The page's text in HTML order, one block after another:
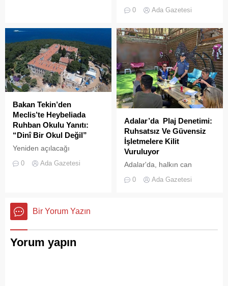
koyun her köşesinin çöple
dolduğu o anlar, bir
vatandaşın kamerasına
saniye saniye yansıdı.
Yeşille mavinin kucaklaştığı,
İstanbulluların nefes almak
için akın ettiği Heybeliada
Çamlimanı, bugünlerde
eşsiz manzarasıyla değil,
çevre felaketini andıran
kirliliğiyle gündemde. Bir
vatandaş tarafından...
askeri okul binasının
çatısında, tamirat
çıktı. Gökyüzünü kaplayan
yoğun duman paniğe neden
olurken, itfaiye ekipleri
yangına hızla müdahale etti.
0 Ada Gazetesi
Bakan Tekin’den
Meclis’te Heybeliada
Ruhban Okulu Yanıtı:
“Dinî Bir Okul Değil”
Yeniden açılacağı
kamuoyunda sıkça tartışılan
0 Ada Gazetesi
Adalar’da Plaj Denetimi:
Ruhsatsız Ve Güvensiz
İşletmelere Kilit
Vuruluyor
Adalar'da, halkın can
haksız işgallerin önüne
0 Ada Gazetesi
Bir Yorum Yazın
Yorum yapın